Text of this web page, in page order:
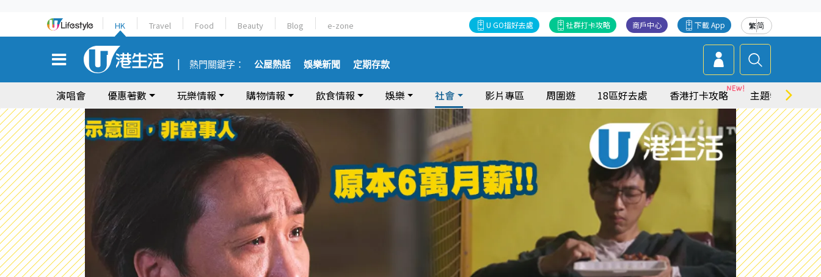
HK Travel Food Beauty Blog e-zone 繁简
下載 App
商戶中心
社群打卡攻略
U GO搵好去處
熱門關鍵字： 公屋熱話 娛樂新聞 定期存款
演唱會 優惠著數 玩樂情報 購物情報 飲食情報 娛樂 社會 影片專區 周圍遊 18區好去處 香港打卡攻略 主題特集